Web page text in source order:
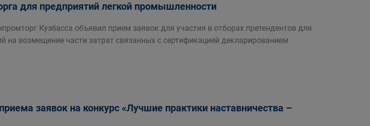
для предприятий легкой промышленности
Кузбасса объявил прием заявок для участия в отборах претендентов для
на возмещение части затрат связанных с сертификацией декларированием
заявок на конкурс «Лучшие практики наставничества –